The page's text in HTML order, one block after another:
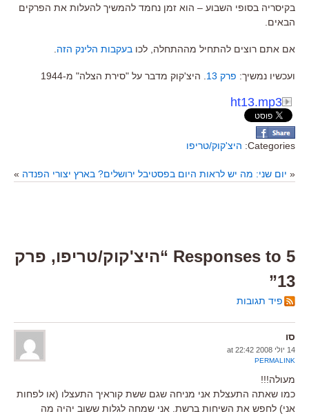
בקיסריה בסופי השבוע – הוא זמן נחמד להמשיך להעלות את הפרקים
הבאים.
אם אתם רוצים להתחיל מההתחלה, לכו בעקבות הלינק הזה
ועכשיו נמשיך: פרק 13 . היצ'קוק מדבר על "סירת הצלה" מ-1944
ht13.mp3
Categories: היצ'קוק/טריפו
« יום שני: מה יש לראות היום בפסטיבל ירושלים? בארץ יצורי הפנדה »
5 Responses to “היצ'קוק/טריפו, פרק
13”
פיד תגובות
סו
14 יולי 2008 at 22:42
PERMALINK
מעולה!!!
כמו שאתה התעצלת אני מניחה שגם ששת קוראיך התעצלו (או לפחות
אני) לחפש את השיחות ברשת. אני שמחה לגלות ששוב יהיה מה